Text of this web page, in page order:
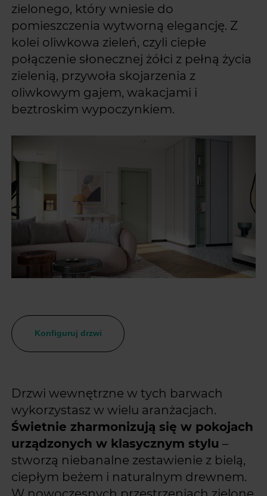
zielonego, który wniesie do
pomieszczenia wytworną elegancję. Z
kolei oliwkowa zieleń, czyli ciepłe
połączenie słonecznej żółci z pełną życia
zielenią, przywoła skojarzenia z
oliwkowym gajem, wakacjami i
beztroskim wypoczynkiem.
Konfiguruj drzwi
Drzwi wewnętrzne w tych barwach
wykorzystasz w wielu aranżacjach.
Świetnie zharmonizują się w pokojach
urządzonych w klasycznym stylu –
stworzą niebanalne zestawienie z bielą,
ciepłym beżem i naturalnym drewnem.